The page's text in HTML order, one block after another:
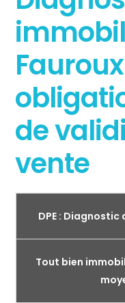
de
vente
DPE :
Tout bien